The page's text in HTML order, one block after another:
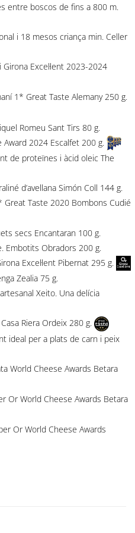
entre boscos de fins a 800 m.
i 18 mesos criança min. Celler
Excel·lent 2023-2024
1* Great Taste Alemany 250 g.
Romeu Sant Tirs 80 g.
2024 Escalfet 200 g.
de proteïnes i àcid oleic The
d’avellana Simón Coll 144 g.
Taste 2020 Bombons Cudié
secs Encantaran 100 g.
Embotits Obradors 200 g.
Excel·lent Pibernat 295 g.
Zealia 75 g.
Xeito. Una delícia
Riera Ordeix 280 g.
ideal per a plats de carn i peix
World Cheese Awards Betara
Or World Cheese Awards Betara
Or World Cheese Awards